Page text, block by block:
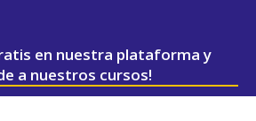
en nuestra plataforma y
a nuestros cursos!